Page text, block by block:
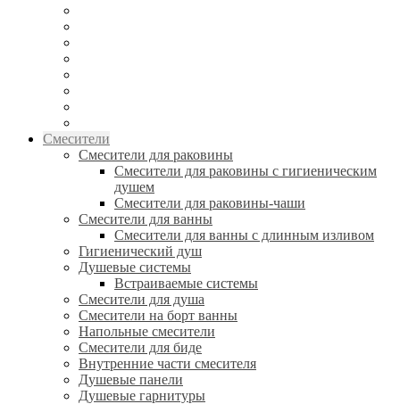
Смесители
Смесители для раковины
Смесители для раковины с гигиеническим
душем
Смесители для раковины-чаши
Смесители для ванны
Смесители для ванны с длинным изливом
Гигиенический душ
Душевые системы
Встраиваемые системы
Смесители для душа
Смесители на борт ванны
Напольные смесители
Смесители для биде
Внутренние части смесителя
Душевые панели
Душевые гарнитуры